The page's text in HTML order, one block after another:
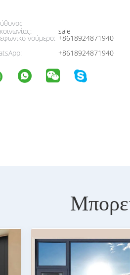
sale
νούμερο: +8618924871940
+8618924871940